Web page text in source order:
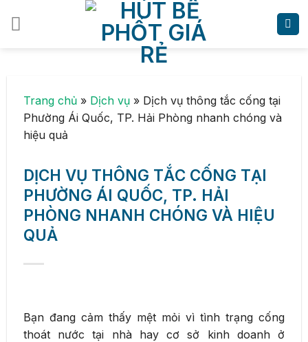
Trang chủ » Dịch vụ » Dịch vụ thông tắc cống tại
Phường Ái Quốc, TP. Hải Phòng nhanh chóng và
hiệu quả
DỊCH VỤ THÔNG TẮC CỐNG TẠI
PHƯỜNG ÁI QUỐC, TP. HẢI
PHÒNG NHANH CHÓNG VÀ HIỆU
QUẢ
Bạn đang cảm thấy mệt mỏi vì tình trạng cống
thoát nước tại nhà hay cơ sở kinh doanh ở